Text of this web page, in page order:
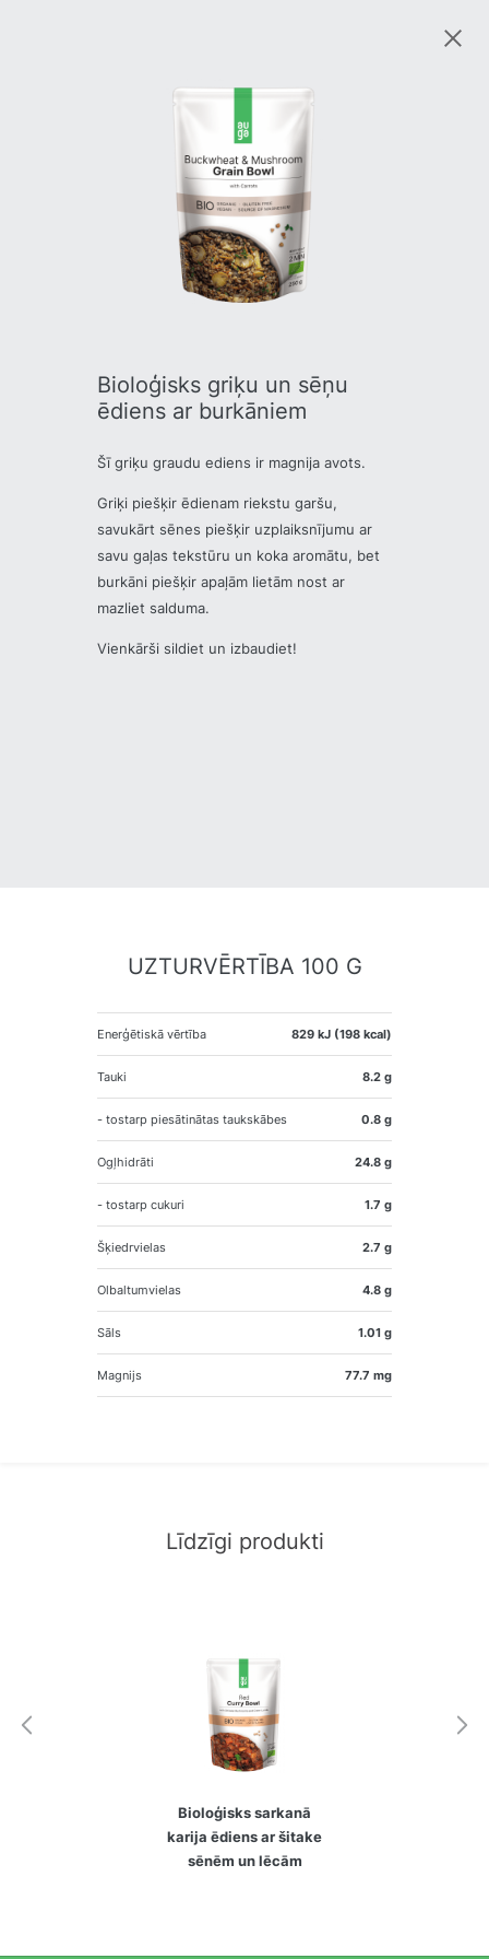
Bioloģisks griķu un sēņu
ēdiens ar burkāniem
Šī griķu graudu ediens ir magnija avots.
Griķi piešķir ēdienam riekstu garšu,
savukārt sēnes piešķir uzplaiksnījumu ar
savu gaļas tekstūru un koka aromātu, bet
burkāni piešķir apaļām lietām nost ar
mazliet salduma.
Vienkārši sildiet un izbaudiet!
UZTURVĒRTĪBA 100 G
Enerģētiskā vērtība 829 kJ (198 kcal)
Tauki 8.2 g
- tostarp piesātinātas taukskābes 0.8 g
Ogļhidrāti 24.8 g
- tostarp cukuri 1.7 g
Šķiedrvielas 2.7 g
Olbaltumvielas 4.8 g
Sāls 1.01 g
Magnijs 77.7 mg
Līdzīgi produkti
Bioloģisks sarkanā
karija ēdiens ar šitake
sēnēm un lēcām